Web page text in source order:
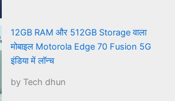
12GB RAM और 512GB Storage वाला
मोबाइल Motorola Edge 70 Fusion 5G
इंडिया में लॉन्च
by Tech dhun